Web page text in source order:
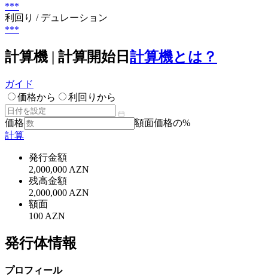
***
利回り / デュレーション
***
計算機 | 計算開始日 計算機とは？
ガイド
価格から
利回りから
価格
額面価格の%
計算
発行金額
2,000,000 AZN
残高金額
2,000,000 AZN
額面
100 AZN
発行体情報
プロフィール